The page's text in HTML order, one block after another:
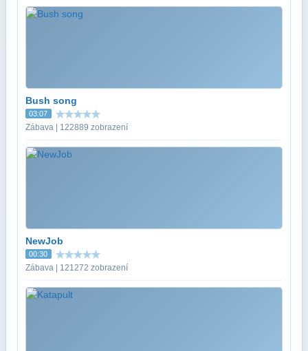
Bush song
03:07
Zábava | 122889 zobrazení
NewJob
00:30
Zábava | 121272 zobrazení